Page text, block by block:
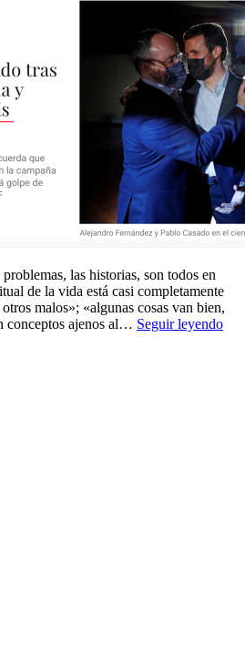
las historias, son todos en
de la vida está casi completamente
malos»; «algunas cosas van bien,
conceptos ajenos al… Seguir leyendo